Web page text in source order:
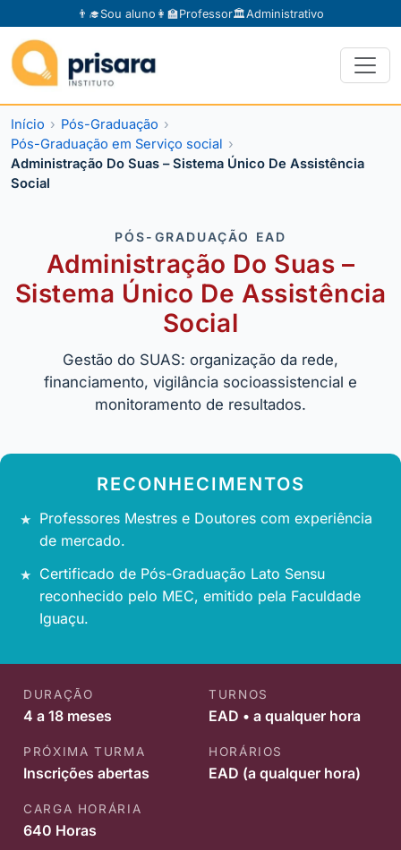
👨‍🎓Sou aluno 👩‍🏫Professor🏛️Administrativo
Início
Pós-Graduação
Pós-Graduação em Serviço social
Administração Do Suas – Sistema Único De Assistência
Social
PÓS-GRADUAÇÃO EAD
Administração Do Suas –
Sistema Único De Assistência
Social
Gestão do SUAS: organização da rede,
financiamento, vigilância socioassistencial e
monitoramento de resultados.
RECONHECIMENTOS
Professores Mestres e Doutores com experiência
de mercado.
Certificado de Pós-Graduação Lato Sensu
reconhecido pelo MEC, emitido pela Faculdade
Iguaçu.
DURAÇÃO
4 a 18 meses
TURNOS
EAD • a qualquer hora
PRÓXIMA TURMA
Inscrições abertas
HORÁRIOS
EAD (a qualquer hora)
CARGA HORÁRIA
640 Horas